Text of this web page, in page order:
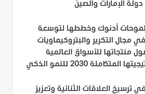
الإمارات والصين
طموحات أدنوك وخططها لتوسعة
مجال التكرير والبتروكيماويات
منتجاتها للأسواق العالمية
2030 للنمو الذكي
ترسيخ العلاقات الثنائية وتعزيز